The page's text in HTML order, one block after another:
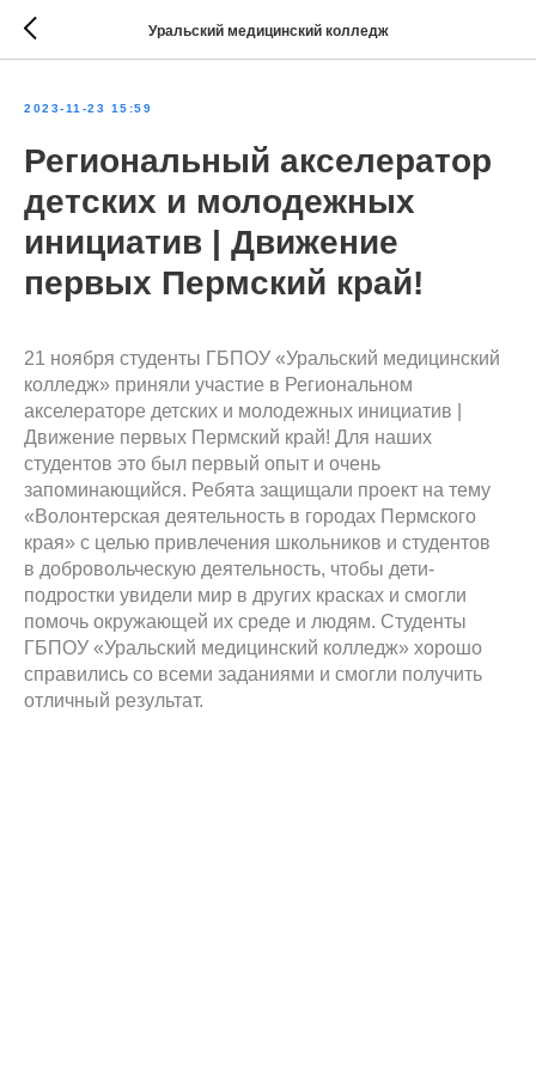
Уральский медицинский колледж
2023-11-23 15:59
Региональный акселератор
детских и молодежных
инициатив | Движение
первых Пермский край!
21 ноября студенты ГБПОУ «Уральский медицинский
колледж» приняли участие в Региональном
акселераторе детских и молодежных инициатив |
Движение первых Пермский край! Для наших
студентов это был первый опыт и очень
запоминающийся. Ребята защищали проект на тему
«Волонтерская деятельность в городах Пермского
края» с целью привлечения школьников и студентов
в добровольческую деятельность, чтобы дети-
подростки увидели мир в других красках и смогли
помочь окружающей их среде и людям. Студенты
ГБПОУ «Уральский медицинский колледж» хорошо
справились со всеми заданиями и смогли получить
отличный результат.